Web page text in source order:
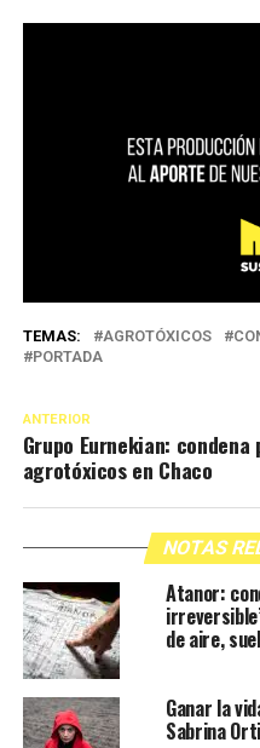
TEMAS: AGROTÓXICOS
PORTADA
ANTERIOR
Grupo Eurnekian:
agrotóxicos en Chaco
NOTAS
Atanor:
de aire,
Ganar la
Sabrina